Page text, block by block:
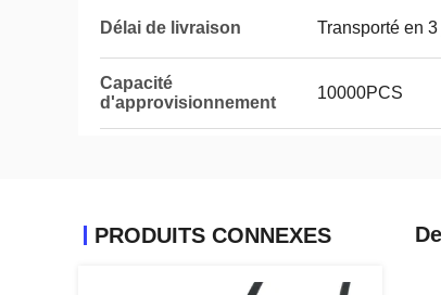
Délai de livraison Transporté en
Capacité
d'approvisionnement
10000PCS
PRODUITS CONNEXES